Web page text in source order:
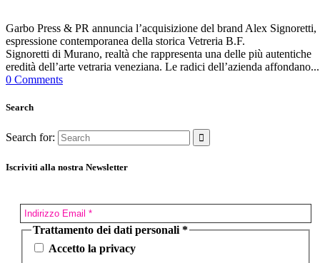
Garbo Press & PR annuncia l’acquisizione del brand Alex Signoretti,
espressione contemporanea della storica Vetreria B.F.
Signoretti di Murano, realtà che rappresenta una delle più autentiche
eredità dell’arte vetraria veneziana. Le radici dell’azienda affondano...
0 Comments
Search
Search for:
Iscriviti alla nostra Newsletter
Trattamento dei dati personali *
Accetto la privacy